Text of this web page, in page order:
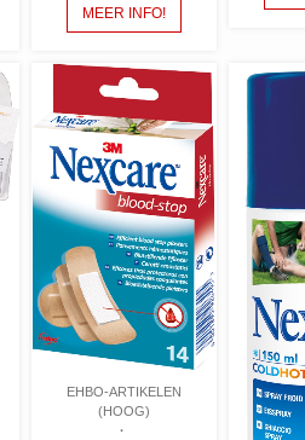
MEER INFO!
EHBO-ARTIKELEN
(HOOG)